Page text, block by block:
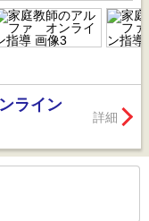
ライン
詳細